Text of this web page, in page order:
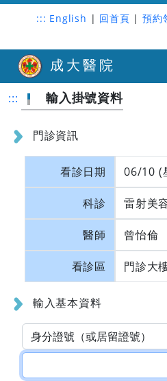
::: English | 回首頁 | 預約
成大醫院
::: 輸入掛號資料
門診資訊
看診日期 06/10 (
科診 雷射美
醫師 曾怡倫
看診區 門診大
輸入基本資料